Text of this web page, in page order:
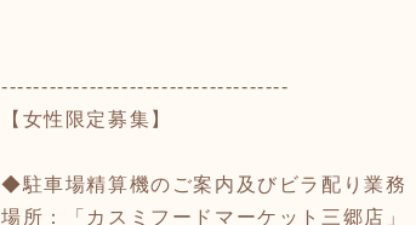
------------------------------------
【女性限定募集】
◆駐車場精算機のご案内及びビラ配り業務
場所：「カスミフードマーケット三郷店」